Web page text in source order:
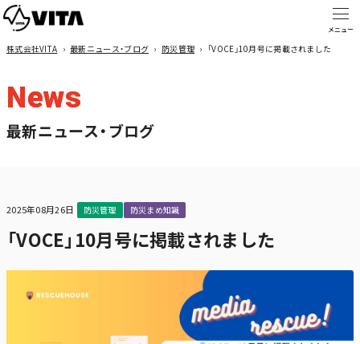
株式会社VITA › 最新ニュース・ブログ › 防災管理 › 「VOCE」10月号に掲載されました
News
最新ニュース・ブログ
2025年08月26日 防災管理 防災まめ知識
「VOCE」10月号に掲載されました